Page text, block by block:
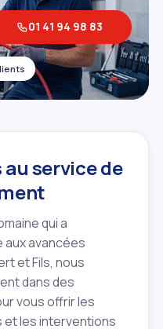
01 41 94 98 83
service de
qui a
avancées
et Fils, nous
dans des
vous offrir les
et les interventions